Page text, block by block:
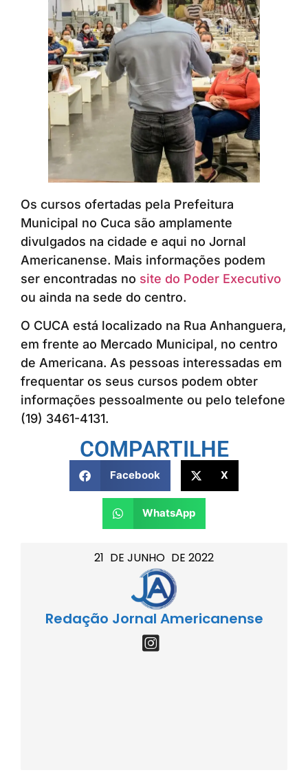
21 DE JUNHO DE 2022
Redação Jornal Americanense
Os cursos ofertadas pela Prefeitura
Municipal no Cuca são amplamente
divulgados na cidade e aqui no Jornal
Americanense. Mais informações podem
ser encontradas no site do Poder Executivo
ou ainda na sede do centro.
O CUCA está localizado na Rua Anhanguera,
em frente ao Mercado Municipal, no centro
de Americana. As pessoas interessadas em
frequentar os seus cursos podem obter
informações pessoalmente ou pelo telefone
(19) 3461-4131.
COMPARTILHE
Facebook X
WhatsApp